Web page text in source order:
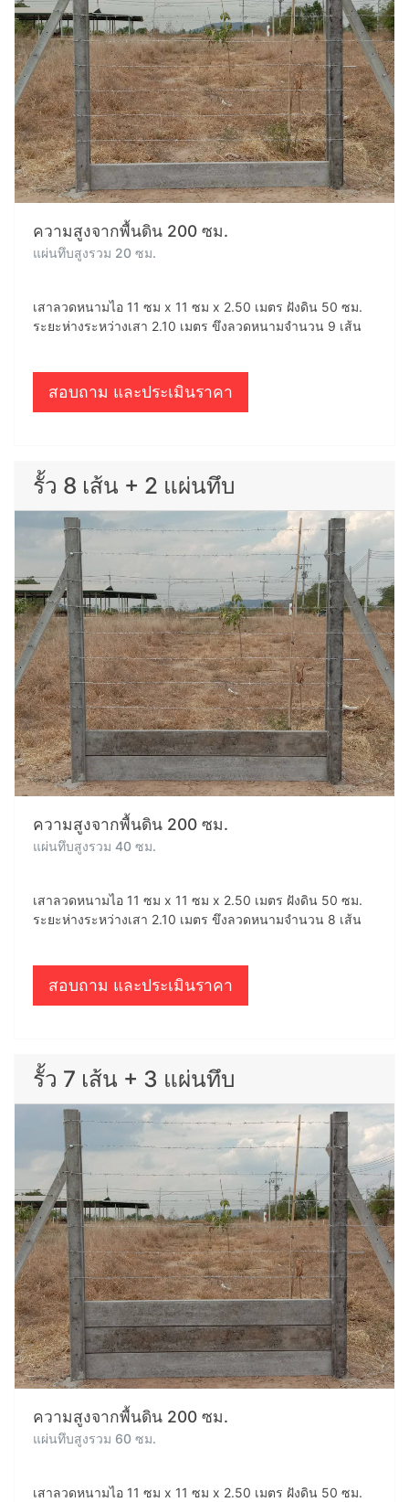
ความสูงจากพื้นดิน 200 ซม.
แผ่นทึบสูงรวม 20 ซม.
เสาลวดหนามไอ 11 ซม x 11 ซม x 2.50 เมตร ฝังดิน 50 ซม.
ระยะห่างระหว่างเสา 2.10 เมตร ขึงลวดหนามจำนวน 9 เส้น
สอบถาม และประเมินราคา
รั้ว 8 เส้น + 2 แผ่นทึบ
ความสูงจากพื้นดิน 200 ซม.
แผ่นทึบสูงรวม 40 ซม.
เสาลวดหนามไอ 11 ซม x 11 ซม x 2.50 เมตร ฝังดิน 50 ซม.
ระยะห่างระหว่างเสา 2.10 เมตร ขึงลวดหนามจำนวน 8 เส้น
สอบถาม และประเมินราคา
รั้ว 7 เส้น + 3 แผ่นทึบ
ความสูงจากพื้นดิน 200 ซม.
แผ่นทึบสูงรวม 60 ซม.
เสาลวดหนามไอ 11 ซม x 11 ซม x 2.50 เมตร ฝังดิน 50 ซม.